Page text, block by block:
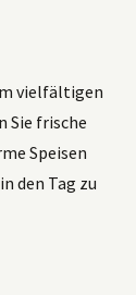
vielfältigen
Sie frische
Speisen
den Tag zu